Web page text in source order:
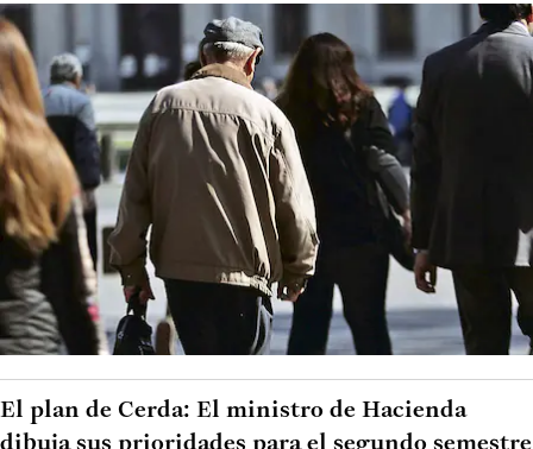
El plan de Cerda: El ministro de Hacienda